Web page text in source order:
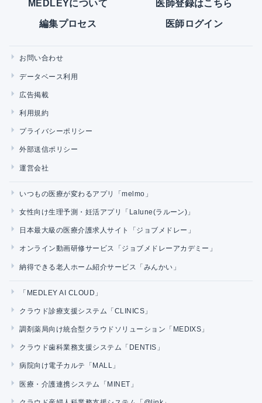
MEDLEYについて 医師登録はこちら
編集プロセス 医師ログイン
お問い合わせ
データベース利用
広告掲載
利用規約
プライバシーポリシー
外部送信ポリシー
運営会社
いつもの医療が変わるアプリ「melmo」
女性向け生理予測・妊活アプリ「Lalune(ラルーン)」
日本最大級の医療介護求人サイト「ジョブメドレー」
オンライン動画研修サービス「ジョブメドレーアカデミー」
納得できる老人ホーム紹介サービス「みんかい」
「MEDLEY AI CLOUD」
クラウド診療支援システム「CLINICS」
調剤薬局向け統合型クラウドソリューション「MEDIXS」
クラウド歯科業務支援システム「DENTIS」
病院向け電子カルテ「MALL」
医療・介護連携システム「MINET」